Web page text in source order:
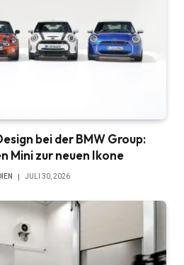
bei der BMW Group:
Mini zur neuen Ikone
JULI 30, 2026